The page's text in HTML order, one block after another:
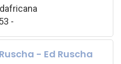
-
- Ed Ruscha